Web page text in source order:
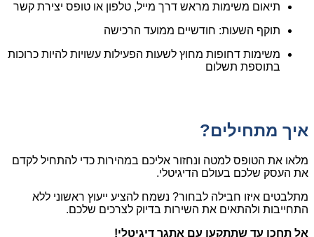
תיאום משימות מראש דרך מייל, טלפון או טופס יצירת קשר
תוקף השעות: חודשיים ממועד הרכישה
משימות דחופות מחוץ לשעות הפעילות עשויות להיות כרוכות
בתוספת תשלום
איך מתחילים?
מלאו את הטופס למטה ונחזור אליכם במהירות כדי להתחיל לקדם
את העסק שלכם בעולם הדיגיטלי.
מתלבטים איזו חבילה לבחור? נשמח להציע ייעוץ ראשוני ללא
התחייבות ולהתאים את השירות בדיוק לצרכים שלכם.
אל תחכו עד שתתקעו עם אתגר דיגיטלי!